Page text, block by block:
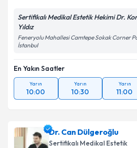
Sertifikalı Medikal Estetik Hekimi Dr.
Yıldız
Feneryolu Mahallesi Camtepe Sokak Corner
İstanbul
En Yakın Saatler
Yarın
10:00
Yarın
10:30
Yarın
11:00
Dr. Can Dülgeroğlu
Sertifikalı Medikal Estetik